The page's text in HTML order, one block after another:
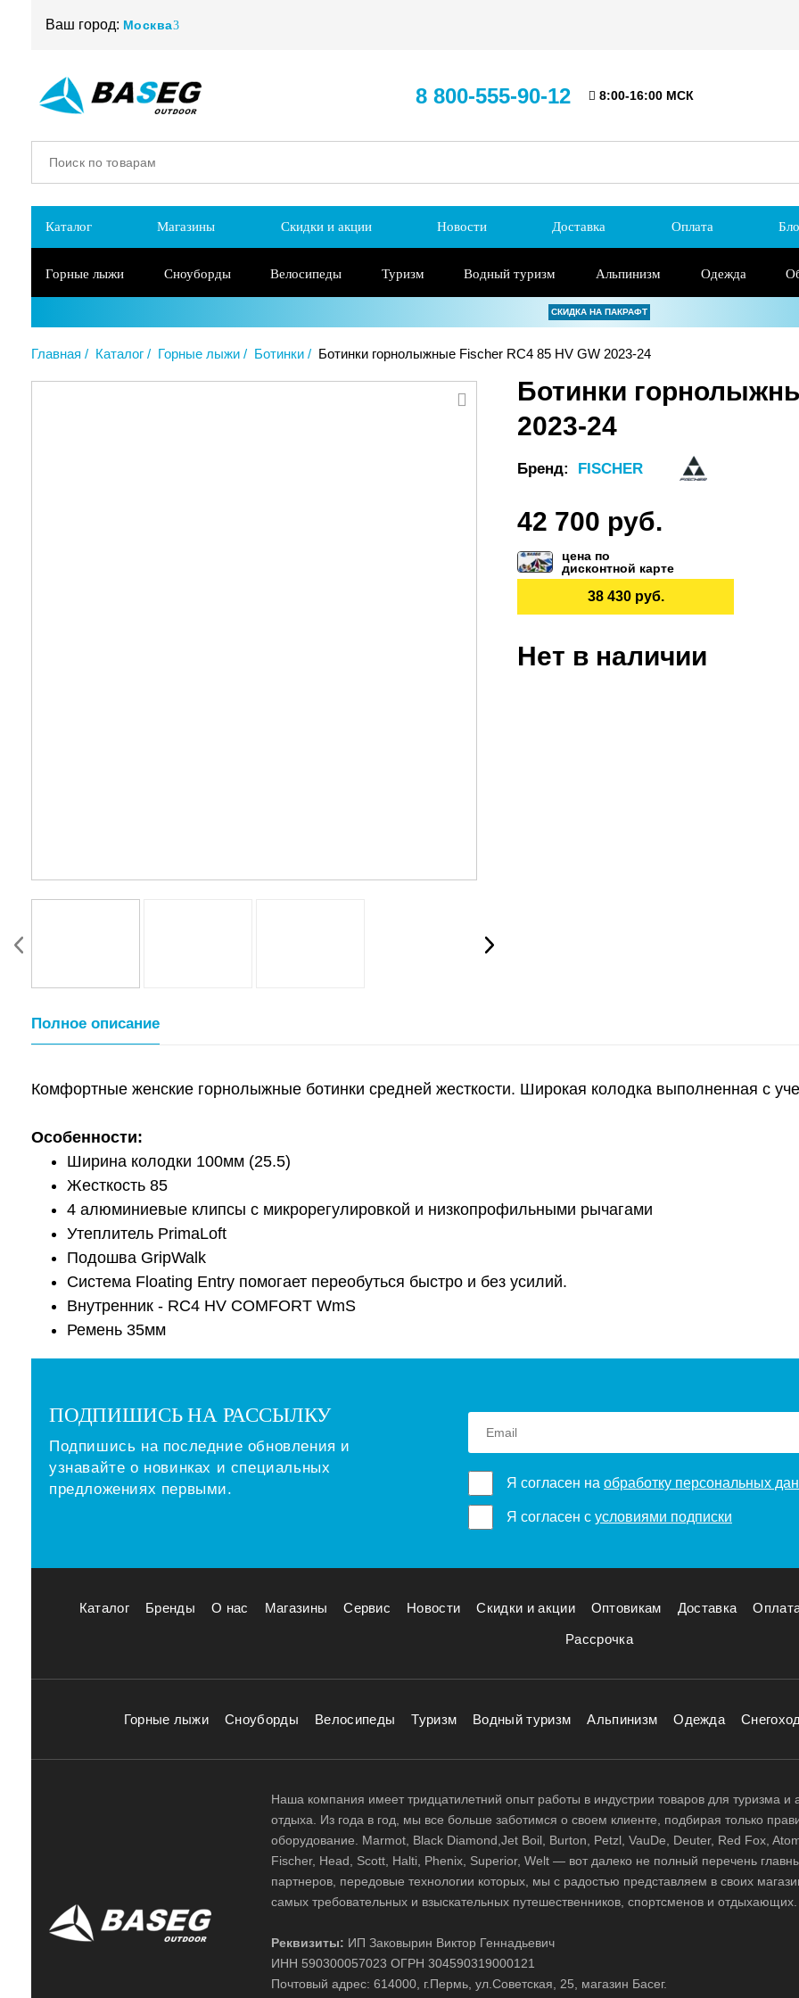
Ваш город: Москва
8 800-555-90-12 8:00-16:00 МСК
Каталог Магазины Скидки и акции Новости Доставка Оплата
Горные лыжи Сноуборды Велосипеды Туризм Водный туризм Альпинизм Одежда
СКИДКА НА ПАКРАФТ
Главная Каталог Горные лыжи Ботинки Ботинки горнолыжные Fischer RC4 85 HV GW 2023-24
Ботинки
2023-24
Бренд: FISCHER
42 700 руб.
цена по
дисконтной карте
38 430 руб.
Нет в наличии
Полное описание
Комфортные женские горнолыжные ботинки средней жесткости. Широкая колодка выполненная с
Особенности:
Ширина колодки 100мм (25.5)
Жесткость 85
4 алюминиевые клипсы с микрорегулировкой и низкопрофильными рычагами
Утеплитель PrimaLoft
Подошва GripWalk
Система Floating Entry помогает переобуться быстро и без усилий.
Внутренник - RC4 HV COMFORT WmS
Ремень 35мм
ПОДПИШИСЬ НА РАССЫЛКУ
Подпишись на последние обновления и
узнавайте о новинках и специальных
предложениях первыми.
Я согласен на обработку персональных
Я согласен с условиями подписки
Каталог Бренды О нас Магазины Сервис Новости Скидки и акции Оптовикам Доставка
Рассрочка
Горные лыжи Сноуборды Велосипеды Туризм Водный туризм Альпинизм Одежда
Наша компания имеет тридцатилетний опыт работы в индустрии товаров для туризма и
отдыха. Из года в год, мы все больше заботимся о своем клиенте, подбирая только
оборудование. Marmot, Black Diamond,Jet Boil, Burton, Petzl, VauDe, Deuter, Red Fox,
Fischer, Head, Scott, Halti, Phenix, Superior, Welt — вот далеко не полный перечень
партнеров, передовые технологии которых, мы с радостью представляем в своих
самых требовательных и взыскательных путешественников, спортсменов и отдыхающих.
Реквизиты: ИП Заковырин Виктор Геннадьевич
ИНН 590300057023 ОГРН 304590319000121
Почтовый адрес: 614000, г.Пермь, ул.Советская, 25, магазин Басег.